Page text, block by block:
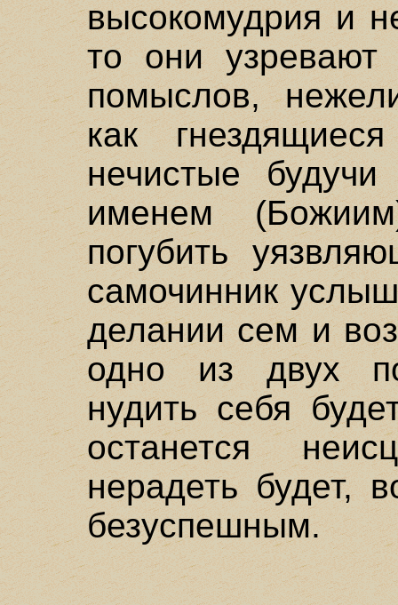
высокомудрия и
то они
помыслов,
как
нечистые
именем
погубить
самочинник
делании сем и
одно из двух
нудить себя
останется
нерадеть будет,
безуспешным.